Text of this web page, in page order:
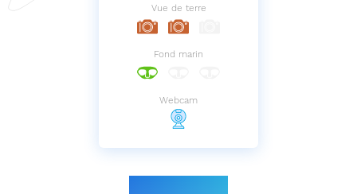
Vue de terre
Fond marin
Webcam